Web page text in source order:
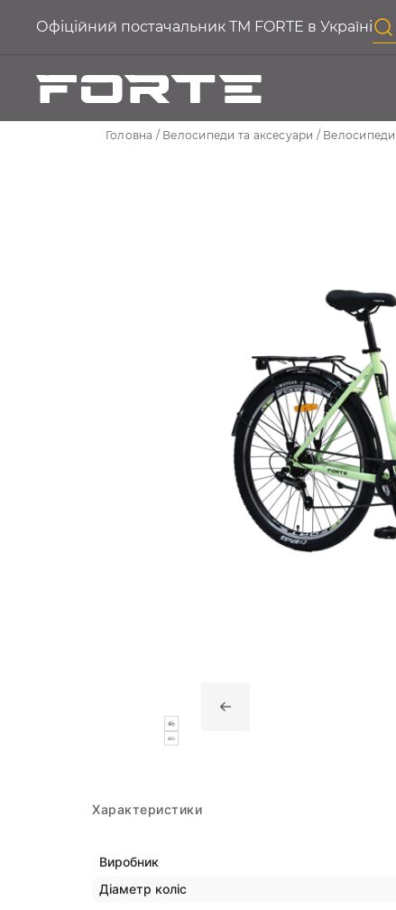
Офіційний постачальник ТМ FORTE в Україні
Головна Велосипеди та аксесуари Велосипеди
Характеристики
Виробник
Діаметр коліс